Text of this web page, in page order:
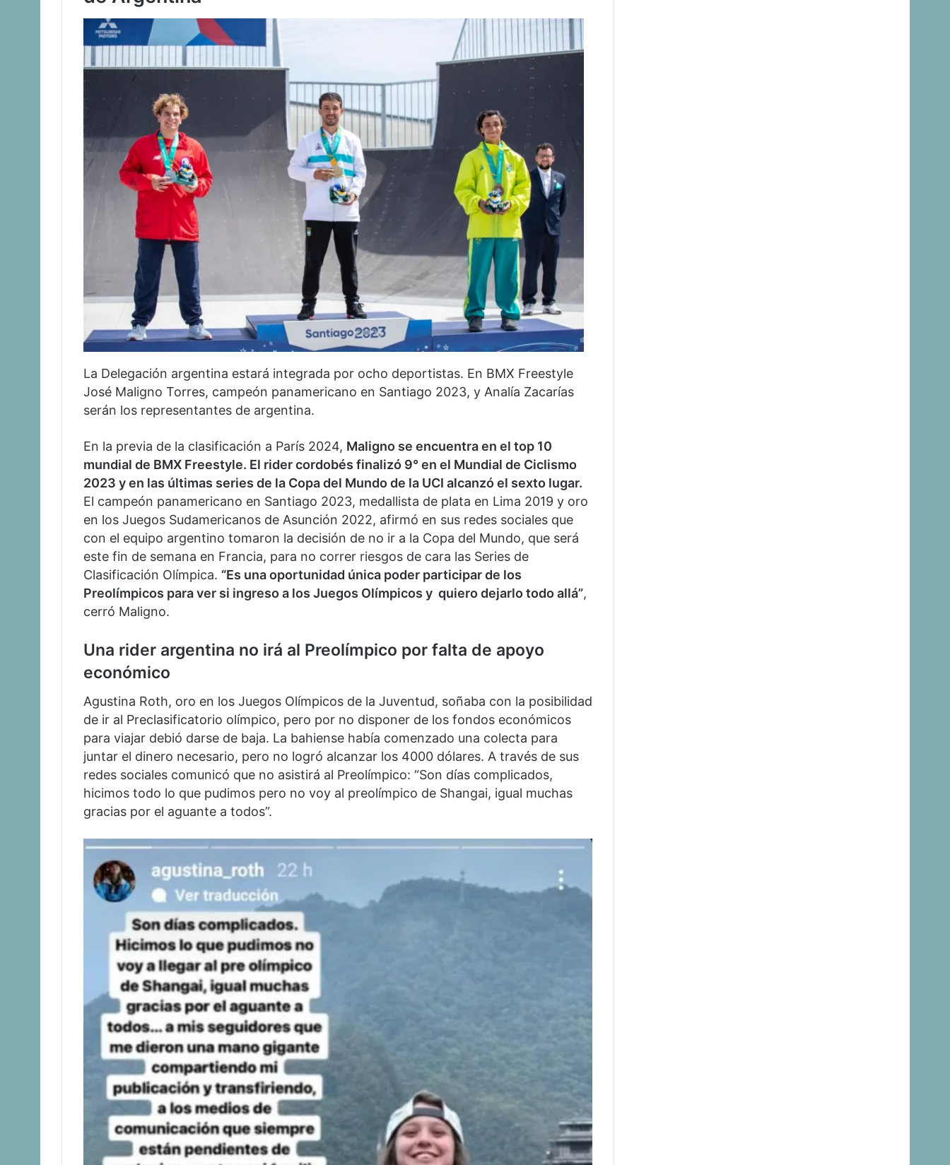
La Delegación argentina estará integrada por ocho deportistas. En BMX Freestyle
José Maligno Torres, campeón panamericano en Santiago 2023, y Analía Zacarías
serán los representantes de argentina.
En la previa de la clasificación a París 2024, Maligno se encuentra en el top 10
mundial de BMX Freestyle. El rider cordobés finalizó 9° en el Mundial de Ciclismo
2023 y en las últimas series de la Copa del Mundo de la UCI alcanzó el sexto lugar.
El campeón panamericano en Santiago 2023, medallista de plata en Lima 2019 y oro
en los Juegos Sudamericanos de Asunción 2022, afirmó en sus redes sociales que
con el equipo argentino tomaron la decisión de no ir a la Copa del Mundo, que será
este fin de semana en Francia, para no correr riesgos de cara las Series de
Clasificación Olímpica. “Es una oportunidad única poder participar de los
Preolímpicos para ver si ingreso a los Juegos Olímpicos y quiero dejarlo todo allá”,
cerró Maligno.
Una rider argentina no irá al Preolímpico por falta de apoyo
económico
Agustina Roth, oro en los Juegos Olímpicos de la Juventud, soñaba con la posibilidad
de ir al Preclasificatorio olímpico, pero por no disponer de los fondos económicos
para viajar debió darse de baja. La bahiense había comenzado una colecta para
juntar el dinero necesario, pero no logró alcanzar los 4000 dólares. A través de sus
redes sociales comunicó que no asistirá al Preolímpico: “Son días complicados,
hicimos todo lo que pudimos pero no voy al preolímpico de Shangai, igual muchas
gracias por el aguante a todos”.